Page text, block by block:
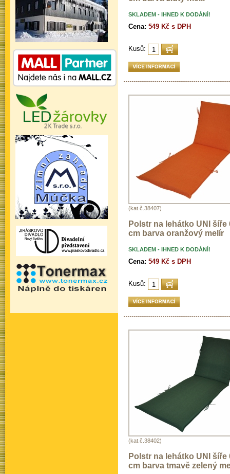
SKLADEM - IHNED K DODÁNÍ!
Cena: 549 Kč s DPH
Kusů:
(kat.č.38407)
Polstr na lehátko UNI šíře
cm barva oranžový melír
SKLADEM - IHNED K DODÁNÍ!
Cena: 549 Kč s DPH
Kusů:
(kat.č.38402)
Polstr na lehátko UNI šíře
cm barva tmavě zelený